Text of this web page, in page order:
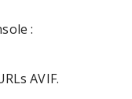
:
AVIF.